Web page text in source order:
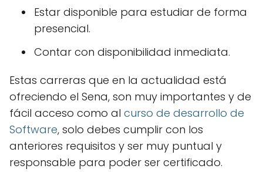
Estar disponible para estudiar de forma
presencial.
Contar con disponibilidad inmediata.
Estas carreras que en la actualidad está
ofreciendo el Sena, son muy importantes y de
fácil acceso como al curso de desarrollo de
Software, solo debes cumplir con los
anteriores requisitos y ser muy puntual y
responsable para poder ser certificado.